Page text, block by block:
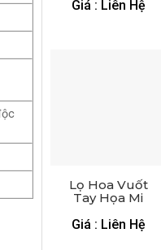
Giá : Liên Hệ
Lọ Hoa Vuốt
Tay Họa Mi
Giá : Liên Hệ